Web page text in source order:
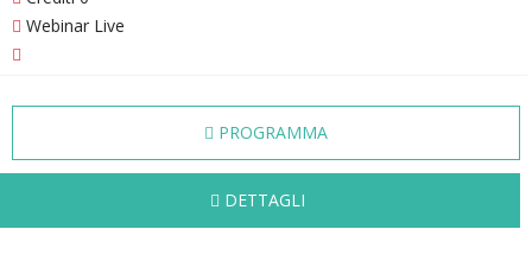
Webinar Live
PROGRAMMA
DETTAGLI